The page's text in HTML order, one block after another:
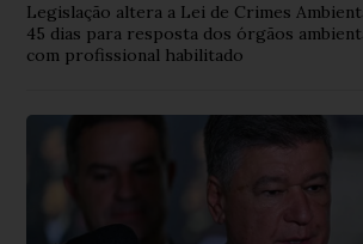
Legislação altera a Lei de Crimes
45 dias para resposta dos órgãos
com profissional habilitado